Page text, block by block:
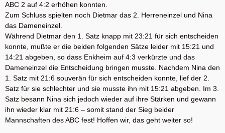
ABC 2 auf 4:2 erhöhen konnten.
Zum Schluss spielten noch Dietmar das 2. Herreneinzel und Nina
das Dameneinzel.
Während Dietmar den 1. Satz knapp mit 23:21 für sich entscheiden
konnte, mußte er die beiden folgenden Sätze leider mit 15:21 und
14:21 abgeben, so dass Enkheim auf 4:3 verkürzte und das
Dameneinzel die Entscheidung bringen musste. Nachdem Nina den
1. Satz mit 21:6 souverän für sich entscheiden konnte, lief der 2.
Satz für sie schlechter und sie musste ihn mit 15:21 abgeben. Im 3.
Satz besann Nina sich jedoch wieder auf ihre Stärken und gewann
ihn wieder klar mit 21:6 – somit stand der Sieg beider
Mannschaften des ABC fest! Hoffen wir, das geht weiter so!